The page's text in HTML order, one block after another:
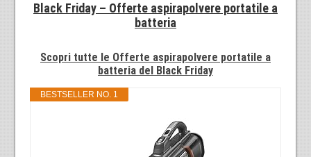
Black Friday – Offerte aspirapolvere portatile a
batteria
Scopri tutte le Offerte aspirapolvere portatile a
batteria del Black Friday
BESTSELLER NO. 1